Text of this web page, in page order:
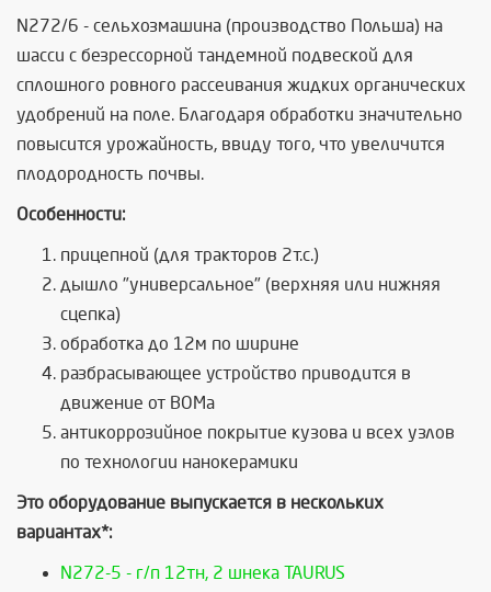
N272/6 - сельхозмашина (производство Польша) на
шасси с безрессорной тандемной подвеской для
сплошного ровного рассеивания жидких органических
удобрений на поле. Благодаря обработки значительно
повысится урожайность, ввиду того, что увеличится
плодородность почвы.
Особенности:
прицепной (для тракторов 2т.с.)
дышло "универсальное" (верхняя или нижняя
сцепка)
обработка до 12м по ширине
разбрасывающее устройство приводится в
движение от ВОМа
антикоррозийное покрытие кузова и всех узлов
по технологии нанокерамики
Это оборудование выпускается в нескольких
вариантах*:
N272-5 - г/п 12тн, 2 шнека TAURUS